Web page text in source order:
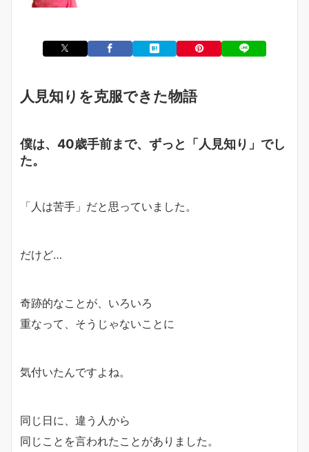
人見知りを克服できた物語
僕は、40歳手前まで、ずっと「人見知り」でし
た。
「人は苦手」 だと思っていました。
だけど…
奇跡的なことが、いろいろ
重なって、そうじゃないことに
気付いたんですよね。
同じ日に、 違う人から
同じことを言われた ことがありました。